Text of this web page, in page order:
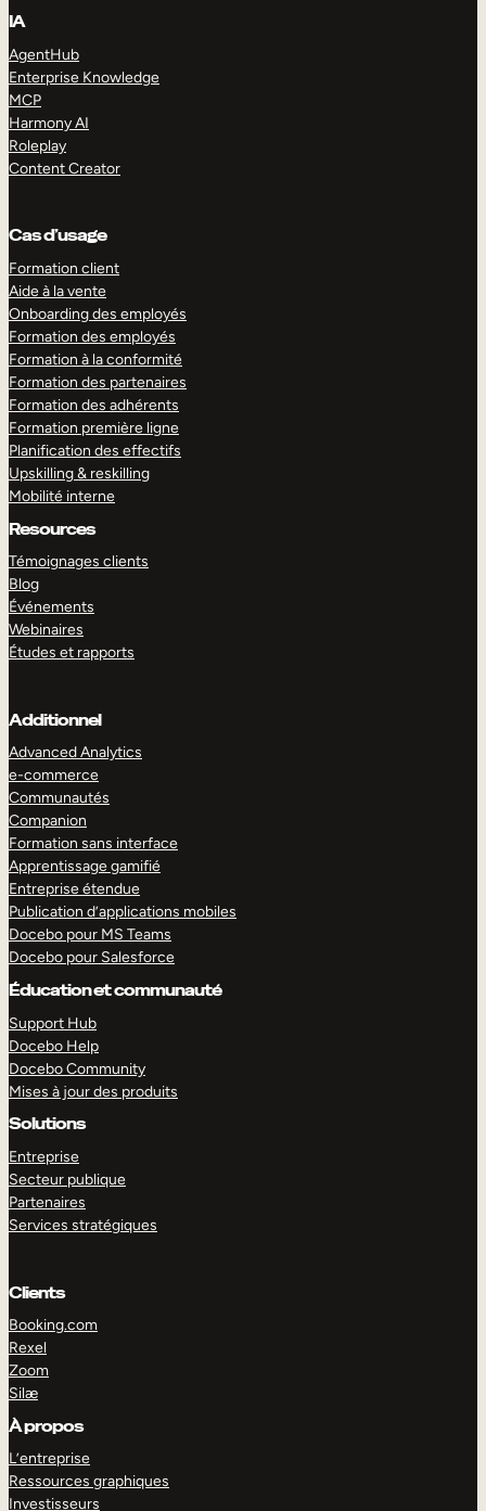
IA
AgentHub
Enterprise Knowledge
MCP
Harmony AI
Roleplay
Content Creator
Cas d’usage
Formation client
Aide à la vente
Onboarding des employés
Formation des employés
Formation à la conformité
Formation des partenaires
Formation des adhérents
Formation première ligne
Planification des effectifs
Upskilling & reskilling
Mobilité interne
Resources
Témoignages clients
Blog
Événements
Webinaires
Études et rapports
Additionnel
Advanced Analytics
e-commerce
Communautés
Companion
Formation sans interface
Apprentissage gamifié
Entreprise étendue
Publication d’applications mobiles
Docebo pour MS Teams
Docebo pour Salesforce
Éducation et communauté
Support Hub
Docebo Help
Docebo Community
Mises à jour des produits
Solutions
Entreprise
Secteur publique
Partenaires
Services stratégiques
Clients
Booking.com
Rexel
Zoom
Silæ
À propos
L’entreprise
Ressources graphiques
Investisseurs